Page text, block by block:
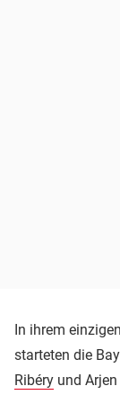
In ihrem
starteten die
Ribéry und